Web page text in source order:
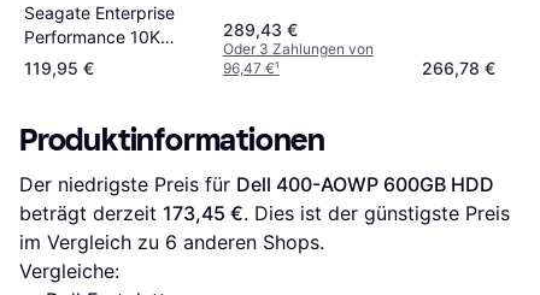
Seagate Enterprise
Performance 10K
ST1200MM0009
1.2TB
119,95 €
289,43 €
Oder 3 Zahlungen von
96,47 €¹ 266,78 €
Produktinformationen
Der niedrigste Preis für Dell 400-AOWP 600GB HDD
beträgt derzeit 173,45 €. Dies ist der günstigste Preis
im Vergleich zu 6 anderen Shops.
Vergleiche: